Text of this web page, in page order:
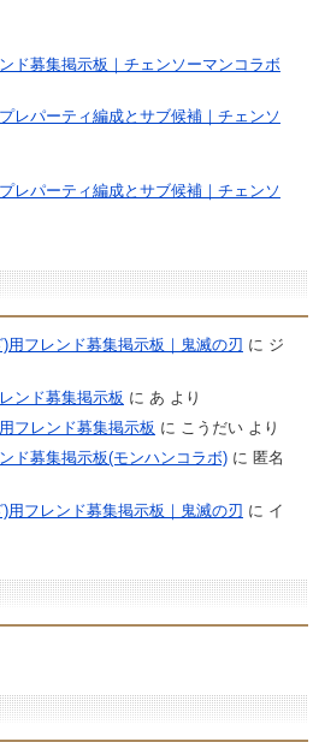
ド募集掲示板｜チェンソーマンコラボ
レパーティ編成とサブ候補｜チェンソ
レパーティ編成とサブ候補｜チェンソ
)用フレンド募集掲示板｜鬼滅の刃 に ジ
ンド募集掲示板 に あ より
フレンド募集掲示板 に こうだいより
ド募集掲示板(モンハンコラボ)に 匿名
)用フレンド募集掲示板｜鬼滅の刃 に イ